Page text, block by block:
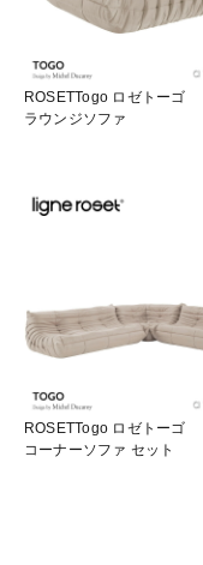
ROSETTogo ロゼトーゴ
ラウンジソファ
ROSETTogo ロゼトーゴ
コーナーソファ セット